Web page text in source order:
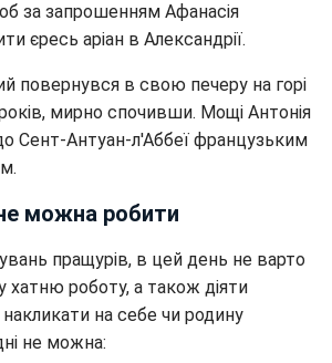
за запрошенням Афанасія
єресь аріан в Александрії.
повернувся в свою печеру на горі
мирно спочивши. Мощі Антонія
Сент-Антуан-л'Аббеї французьким
можна робити
пращурів, в цей день не варто
хатню роботу, а також діяти
на себе чи родину
не можна: